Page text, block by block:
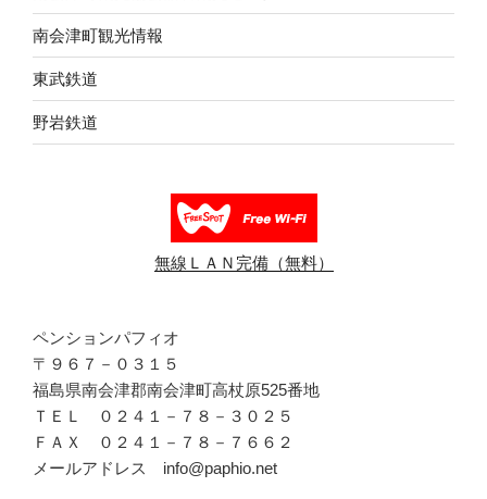
南会津町観光情報
東武鉄道
野岩鉄道
無線ＬＡＮ完備（無料）
ペンションパフィオ
〒９６７－０３１５
福島県南会津郡南会津町高杖原525番地
ＴＥＬ ０２４１－７８－３０２５
ＦＡＸ ０２４１－７８－７６６２
メールアドレス info@paphio.net